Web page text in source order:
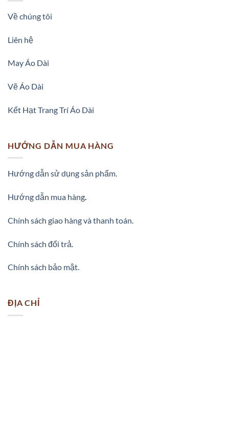
Về chúng tôi
Liên hệ
May Áo Dài
Vẽ Áo Dài
Kết Hạt Trang Trí Áo Dài
HƯỚNG DẪN MUA HÀNG
Hướng dẫn sử dụng sản phẩm.
Hướng dẫn mua hàng.
Chính sách giao hàng và thanh toán.
Chính sách đổi trả.
Chính sách bảo mật.
ĐỊA CHỈ